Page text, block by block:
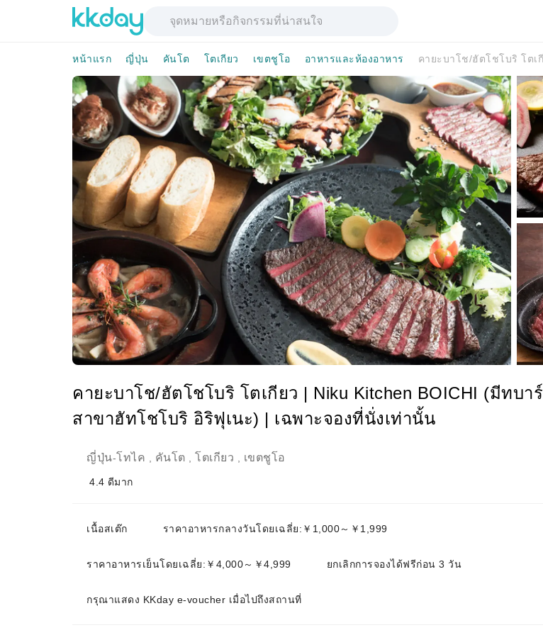
หน้าแรก ญี่ปุ่น คันโต โตเกียว เขตชูโอ อาหารและห้องอาหาร
คายะบาโช/ฮัตโชโบริ โตเกียว | Niku Kitchen BOICHI (มีทบาร์
สาขาฮัทโชโบริ อิริฟุเนะ) | เฉพาะจองที่นั่งเท่านั้น
ญี่ปุ่น-โทไค คันโต โตเกียว เขตชูโอ
4.4 ดีมาก
เนื้อสเต๊ก ราคาอาหารกลางวันโดยเฉลี่ย:￥1,000～￥1,999
ราคาอาหารเย็นโดยเฉลี่ย:￥4,000～￥4,999 ยกเลิกการจองได้ฟรีก่อน 3 วัน
กรุณาแสดง KKday e-voucher เมื่อไปถึงสถานที่